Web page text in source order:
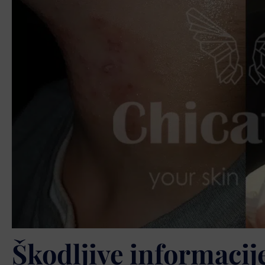
Škodljive